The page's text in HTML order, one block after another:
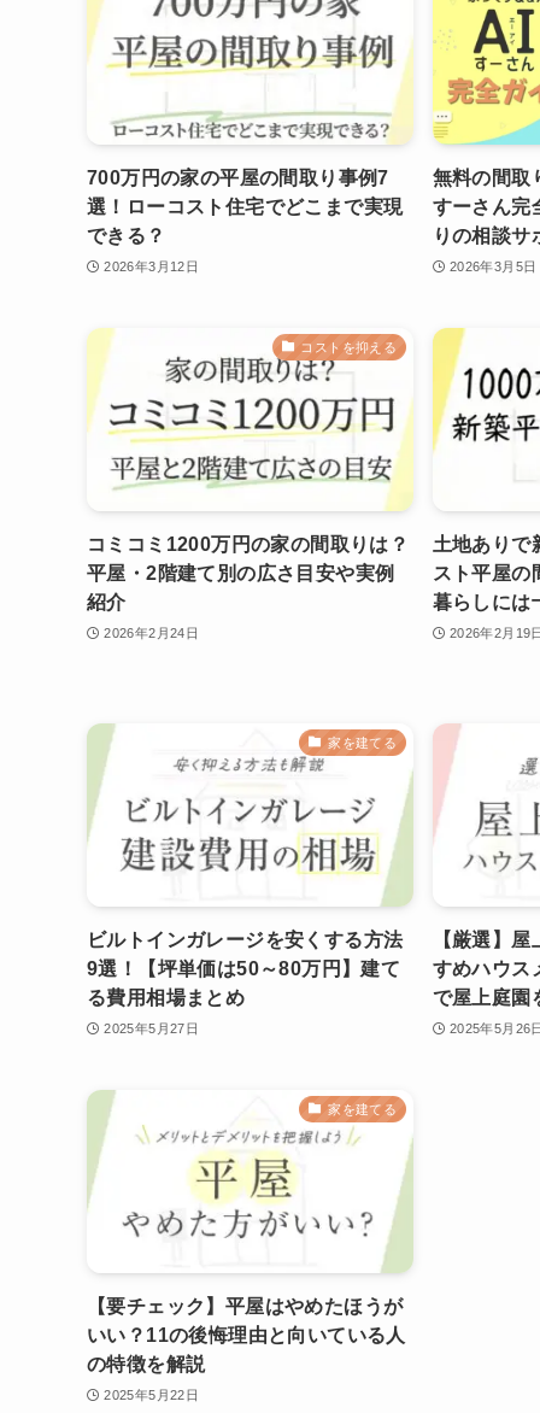
700万円の家の平屋の間取り事例7
選！ローコスト住宅でどこまで実現
できる？
2026年3月12日
無料の間取
すーさん完
りの相談サ
2026年3月5日
コストを抑える
コミコミ1200万円の家の間取りは？
平屋・2階建て別の広さ目安や実例
紹介
2026年2月24日
土地ありで
スト平屋の
暮らしには
2026年2月19
家を建てる
ビルトインガレージを安くする方法
9選！【坪単価は50～80万円】建て
る費用相場まとめ
2025年5月27日
【厳選】
すめハウス
で屋上庭園
2025年5月26
家を建てる
【要チェック】平屋はやめたほうが
いい？11の後悔理由と向いている人
の特徴を解説
2025年5月22日